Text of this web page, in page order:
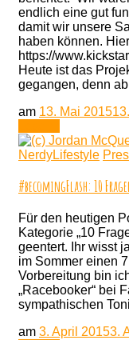
endlich eine gut
damit wir unsere
haben können.
https://
Heute ist das
gegangen, denn
am 13. Mai 2015
NerdyLifestyle
#becomingFlash: 10
Für den heutigen
Kategorie „10
geentert. Ihr wisst
im Sommer einen
Vorbereitung bin
„Racebooker“ bei
sympathischen
am 3. April 20153.